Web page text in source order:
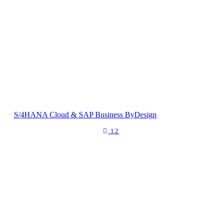
S/4HANA Cloud & SAP Business ByDesign
12